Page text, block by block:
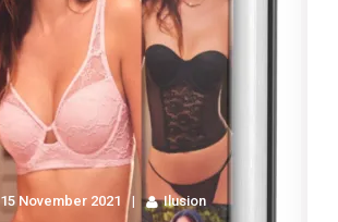
15 November 2021 Ilusion